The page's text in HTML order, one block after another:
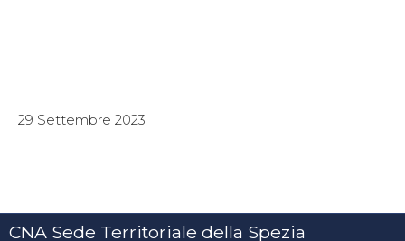
29 Settembre 2023
CNA Sede Territoriale della Spezia